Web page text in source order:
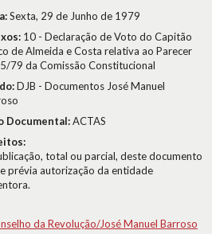
Sexta, 29 de Junho de 1979
10 - Declaração de Voto do Capitão
de Almeida e Costa relativa ao Parecer
79 da Comissão Constitucional
DJB - Documentos José Manuel
Documental:ACTAS
total ou parcial, deste documento
prévia autorização da entidade
da Revolução/José Manuel Barroso